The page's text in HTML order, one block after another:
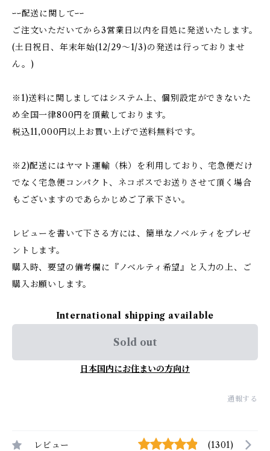
ｰｰ配送に関してｰｰ
ご注文いただいてから3営業日以内を目処に発送いたします。
(土日祝日、年末年始(12/29〜1/3)の発送は行っておりませ
ん。)
※1)送料に関しましてはシステム上、個別設定ができないた
め全国一律800円を頂戴しております。
税込11,000円以上お買い上げで送料無料です。
※2)配送にはヤマト運輸（株）を利用しており、宅急便だけ
でなく宅急便コンパクト、ネコポスでお送りさせて頂く場合
もございますのであらかじめご了承下さい。
レビューを書いて下さる方には、簡単なノベルティをプレゼ
ントします。
購入時、要望の備考欄に『ノベルティ希望』と入力の上、ご
購入お願いします。
International shipping available
Sold out
日本国内にお住まいの方向け
通報する
レビュー (1301)